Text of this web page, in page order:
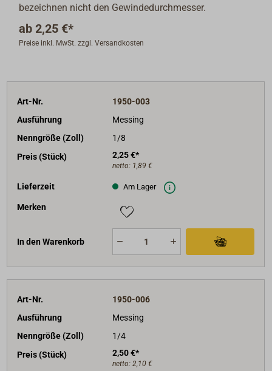
bezeichnen nicht den Gewindedurchmesser.
ab 2,25 €*
Preise inkl. MwSt. zzgl. Versandkosten
Art-Nr.
1950-003
Ausführung
Messing
Nenngröße (Zoll)
1/8
Preis (Stück)
2,25 €*
netto: 1,89 €
Lieferzeit Am Lager
Merken
In den Warenkorb
Art-Nr.
1950-006
Ausführung
Messing
Nenngröße (Zoll)
1/4
Preis (Stück)
2,50 €*
netto: 2,10 €